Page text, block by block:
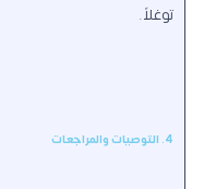
توغلاً.
4. التوصيات والمراجعات